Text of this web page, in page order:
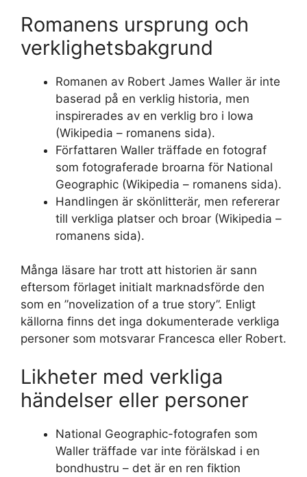
Romanens ursprung och
verklighetsbakgrund
Romanen av Robert James Waller är inte
baserad på en verklig historia, men
inspirerades av en verklig bro i Iowa
(Wikipedia – romanens sida).
Författaren Waller träffade en fotograf
som fotograferade broarna för National
Geographic (Wikipedia – romanens sida).
Handlingen är skönlitterär, men refererar
till verkliga platser och broar (Wikipedia –
romanens sida).
Många läsare har trott att historien är sann
eftersom förlaget initialt marknadsförde den
som en ”novelization of a true story”. Enligt
källorna finns det inga dokumenterade verkliga
personer som motsvarar Francesca eller Robert.
Likheter med verkliga
händelser eller personer
National Geographic-fotografen som
Waller träffade var inte förälskad i en
bondhustru – det är en ren fiktion